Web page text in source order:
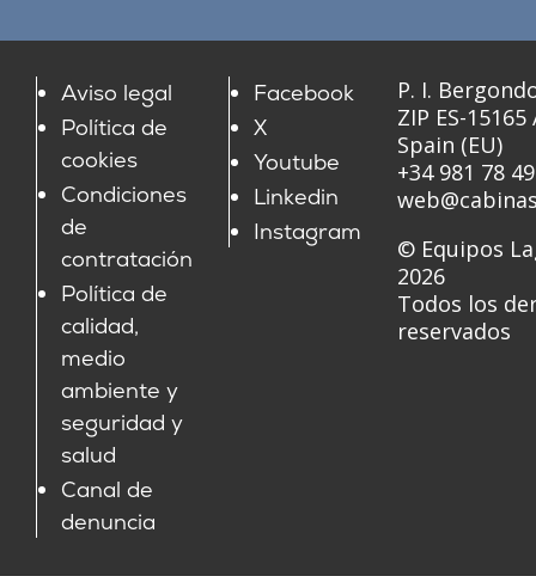
Aviso legal
Política de
cookies
Condiciones
de
contratación
Política de
calidad,
medio
ambiente y
seguridad y
salud
Canal de
denuncia
Facebook
X
Youtube
Linkedin
Instagram
P. I.
ZIP ES-
Spain (EU)
+34 981 78
© Equipos
2026
Todos los
reservados